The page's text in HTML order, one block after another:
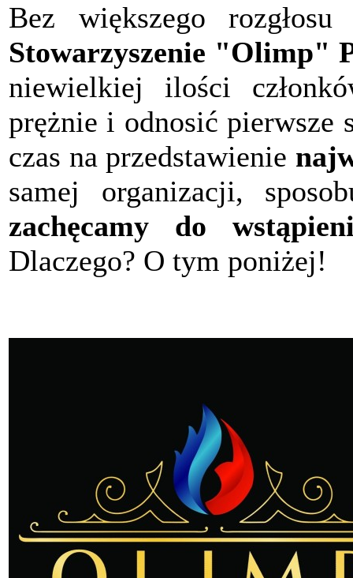
Bez większego
Stowarzyszenie "Olimp"
niewielkiej ilości
prężnie i odnosić pierwsze
czas na przedstawienie
samej organizacji,
zachęcamy do
Dlaczego? O tym poniżej!